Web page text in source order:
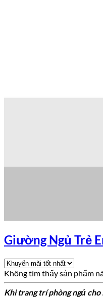
Giường Ngủ Trẻ
Không tìm thấy sản phẩm
Khi trang trí phòng ngủ